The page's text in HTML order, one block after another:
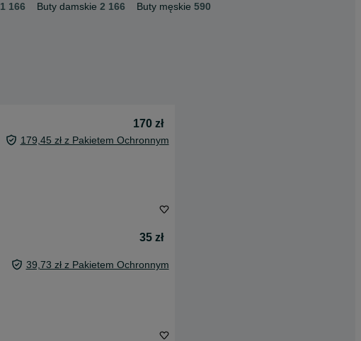
1 166 Buty damskie 2 166 Buty męskie 590
170 zł
179,45 zł z Pakietem Ochronnym
35 zł
39,73 zł z Pakietem Ochronnym